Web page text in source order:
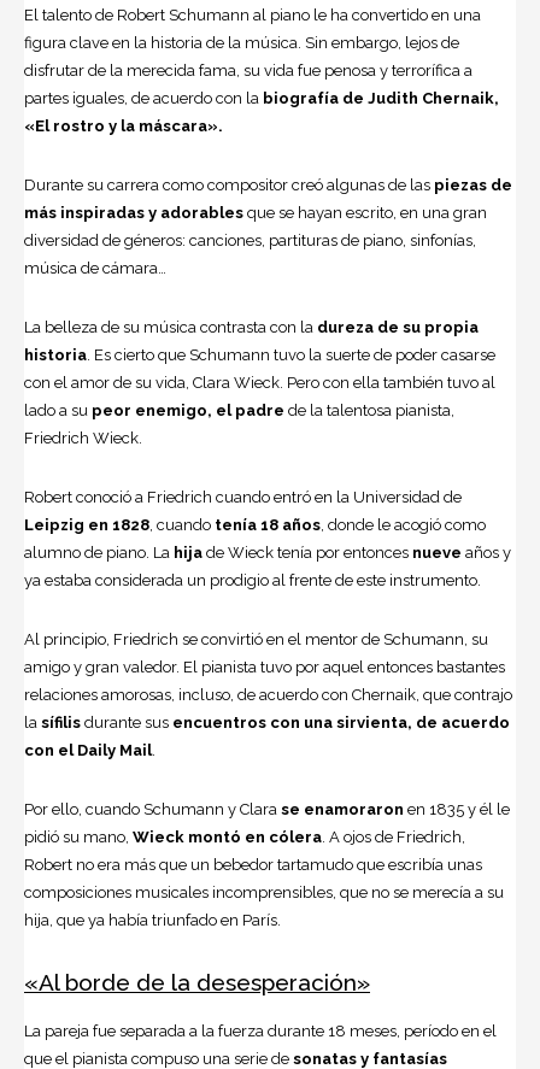
El talento de Robert Schumann al piano le ha convertido en una
figura clave en la historia de la música . Sin embargo, lejos de
disfrutar de la merecida fama, su vida fue penosa y terrorífica a
partes iguales, de acuerdo con la biografía de Judith Chernaik,
«El rostro y la máscara».
Durante su carrera como compositor creó algunas de las piezas de
más inspiradas y adorables que se hayan escrito, en una gran
diversidad de géneros: canciones, partituras de piano, sinfonías,
música de cámara…
La belleza de su música contrasta con la dureza de su propia
historia . Es cierto que Schumann tuvo la suerte de poder casarse
con el amor de su vida, Clara Wieck . Pero con ella también tuvo al
lado a su peor enemigo, el padre de la talentosa pianista,
Friedrich Wieck.
Robert conoció a Friedrich cuando entró en la Universidad de
Leipzig en 1828 , cuando tenía 18 años , donde le acogió como
alumno de piano. La hija de Wieck tenía por entonces nueve años y
ya estaba considerada un prodigio al frente de este instrumento.
Al principio, Friedrich se convirtió en el mentor de Schumann, su
amigo y gran valedor. El pianista tuvo por aquel entonces bastantes
relaciones amorosas, incluso, de acuerdo con Chernaik, que contrajo
la sífilis durante sus encuentros con una sirvienta, de acuerdo
con el Daily Mail.
Por ello, cuando Schumann y Clara se enamoraron en 1835 y él le
pidió su mano, Wieck montó en cólera . A ojos de Friedrich,
Robert no era más que un bebedor tartamudo que escribía unas
composiciones musicales incomprensibles, que no se merecía a su
hija, que ya había triunfado en París.
«Al borde de la desesperación»
La pareja fue separada a la fuerza durante 18 meses, período en el
que el pianista compuso una serie de sonatas y fantasías